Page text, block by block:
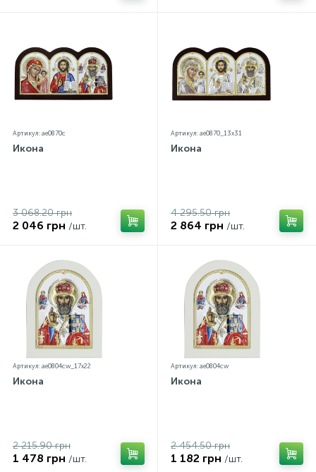
Артикул: ae0870c
Икона
3 068.20 грн
2 046 грн /шт.
Артикул: ae0870_13х31
Икона
4 295.50 грн
2 864 грн /шт.
Артикул: ae0804cw_17х22
Икона
2 215.90 грн
1 478 грн /шт.
Артикул: ae0804cw
Икона
2 454.50 грн
1 182 грн /шт.